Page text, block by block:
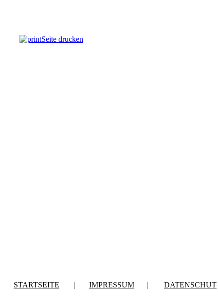
Seite drucken
STARTSEITE | IMPRESSUM | DATENSCHUT